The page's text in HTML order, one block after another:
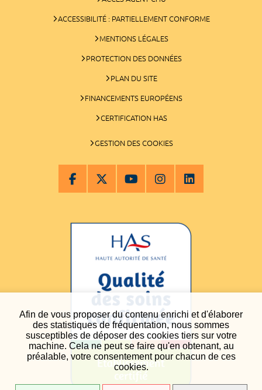
Afin de vous proposer du contenu enrichi et d'élaborer
des statistiques de fréquentation, nous sommes
susceptibles de déposer des cookies tiers sur votre
machine. Cela ne peut se faire qu'en obtenant, au
préalable, votre consentement pour chacun de ces
cookies.
ACCESSIBILITÉ : PARTIELLEMENT CONFORME
MENTIONS LÉGALES
PROTECTION DES DONNÉES
PLAN DU SITE
FINANCEMENTS EUROPÉENS
CERTIFICATION HAS
GESTION DES COOKIES